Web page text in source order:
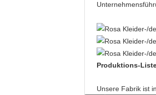
Produktions-
Unsere Fabrik ist